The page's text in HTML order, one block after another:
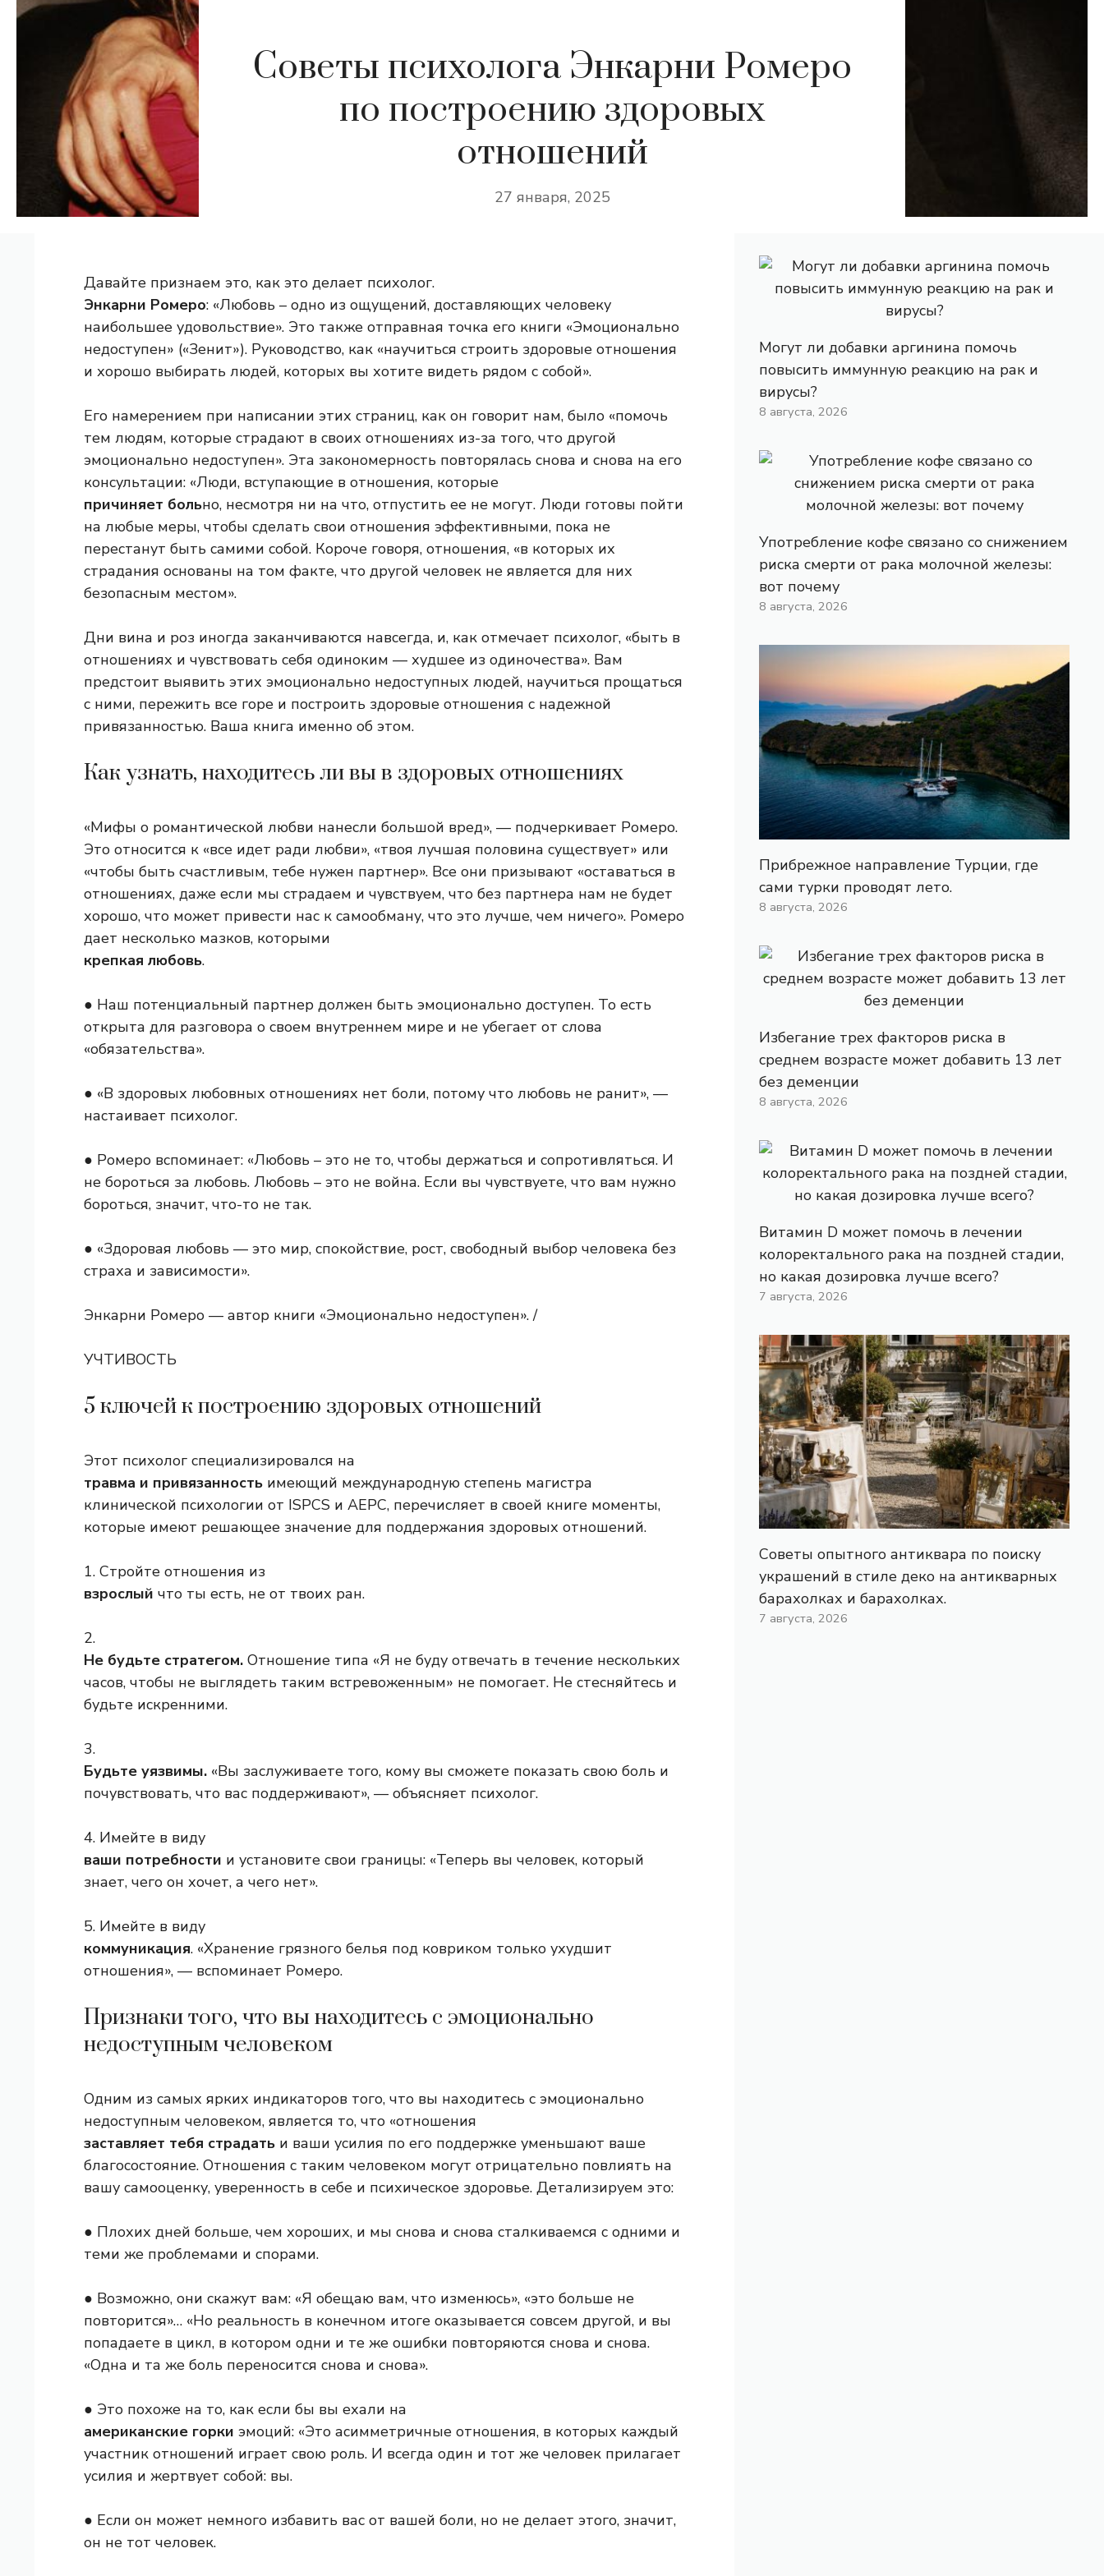
Советы психолога Энкарни Ромеро
по построению здоровых
отношений
27 января, 2025
Давайте признаем это, как это делает психолог.
Энкарни Ромеро: «Любовь – одно из ощущений, доставляющих человеку
наибольшее удовольствие». Это также отправная точка его книги «Эмоционально
недоступен» («Зенит»). Руководство, как «научиться строить здоровые отношения
и хорошо выбирать людей, которых вы хотите видеть рядом с собой».
Его намерением при написании этих страниц, как он говорит нам, было «помочь
тем людям, которые страдают в своих отношениях из-за того, что другой
эмоционально недоступен». Эта закономерность повторялась снова и снова на его
консультации: «Люди, вступающие в отношения, которые
причиняет больно, несмотря ни на что, отпустить ее не могут. Люди готовы пойти
на любые меры, чтобы сделать свои отношения эффективными, пока не
перестанут быть самими собой. Короче говоря, отношения, «в которых их
страдания основаны на том факте, что другой человек не является для них
безопасным местом».
Дни вина и роз иногда заканчиваются навсегда, и, как отмечает психолог, «быть в
отношениях и чувствовать себя одиноким — худшее из одиночества». Вам
предстоит выявить этих эмоционально недоступных людей, научиться прощаться
с ними, пережить все горе и построить здоровые отношения с надежной
привязанностью. Ваша книга именно об этом.
Как узнать, находитесь ли вы в здоровых отношениях
«Мифы о романтической любви нанесли большой вред», — подчеркивает Ромеро.
Это относится к «все идет ради любви», «твоя лучшая половина существует» или
«чтобы быть счастливым, тебе нужен партнер». Все они призывают «оставаться в
отношениях, даже если мы страдаем и чувствуем, что без партнера нам не будет
хорошо, что может привести нас к самообману, что это лучше, чем ничего». Ромеро
дает несколько мазков, которыми
крепкая любовь.
● Наш потенциальный партнер должен быть эмоционально доступен. То есть
открыта для разговора о своем внутреннем мире и не убегает от слова
«обязательства».
● «В здоровых любовных отношениях нет боли, потому что любовь не ранит», —
настаивает психолог.
● Ромеро вспоминает: «Любовь – это не то, чтобы держаться и сопротивляться. И
не бороться за любовь. Любовь – это не война. Если вы чувствуете, что вам нужно
бороться, значит, что-то не так.
● «Здоровая любовь — это мир, спокойствие, рост, свободный выбор человека без
страха и зависимости».
Энкарни Ромеро — автор книги «Эмоционально недоступен». /
УЧТИВОСТЬ
5 ключей к построению здоровых отношений
Этот психолог специализировался на
травма и привязанность имеющий международную степень магистра
клинической психологии от ISPCS и AEPC, перечисляет в своей книге моменты,
которые имеют решающее значение для поддержания здоровых отношений.
1. Стройте отношения из
взрослый что ты есть, не от твоих ран.
2.
Не будьте стратегом. Отношение типа «Я не буду отвечать в течение нескольких
часов, чтобы не выглядеть таким встревоженным» не помогает. Не стесняйтесь и
будьте искренними.
3.
Будьте уязвимы. «Вы заслуживаете того, кому вы сможете показать свою боль и
почувствовать, что вас поддерживают», — объясняет психолог.
4. Имейте в виду
ваши потребности и установите свои границы: «Теперь вы человек, который
знает, чего он хочет, а чего нет».
5. Имейте в виду
коммуникация. «Хранение грязного белья под ковриком только ухудшит
отношения», — вспоминает Ромеро.
Признаки того, что вы находитесь с эмоционально
недоступным человеком
Одним из самых ярких индикаторов того, что вы находитесь с эмоционально
недоступным человеком, является то, что «отношения
заставляет тебя страдать и ваши усилия по его поддержке уменьшают ваше
благосостояние. Отношения с таким человеком могут отрицательно повлиять на
вашу самооценку, уверенность в себе и психическое здоровье. Детализируем это:
● Плохих дней больше, чем хороших, и мы снова и снова сталкиваемся с одними и
теми же проблемами и спорами.
● Возможно, они скажут вам: «Я обещаю вам, что изменюсь», «это больше не
повторится»… «Но реальность в конечном итоге оказывается совсем другой, и вы
попадаете в цикл, в котором одни и те же ошибки повторяются снова и снова.
«Одна и та же боль переносится снова и снова».
● Это похоже на то, как если бы вы ехали на
американские горки эмоций: «Это асимметричные отношения, в которых каждый
участник отношений играет свою роль. И всегда один и тот же человек прилагает
усилия и жертвует собой: вы.
● Если он может немного избавить вас от вашей боли, но не делает этого, значит,
он не тот человек.
Могут ли добавки аргинина помочь
повысить иммунную реакцию на рак и
вирусы?
8 августа, 2026
Употребление кофе связано со снижением
риска смерти от рака молочной железы:
вот почему
8 августа, 2026
Прибрежное направление Турции, где
сами турки проводят лето.
8 августа, 2026
Избегание трех факторов риска в
среднем возрасте может добавить 13 лет
без деменции
8 августа, 2026
Витамин D может помочь в лечении
колоректального рака на поздней стадии,
но какая дозировка лучше всего?
7 августа, 2026
Советы опытного антиквара по поиску
украшений в стиле деко на антикварных
барахолках и барахолках.
7 августа, 2026